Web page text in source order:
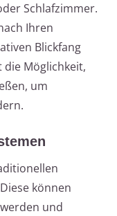
Schlafzimmer.
Ihren
Blickfang
Möglichkeit,
um
können
und